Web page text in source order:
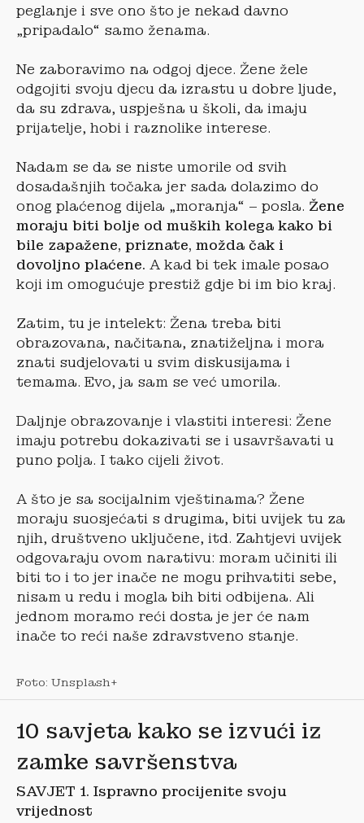
peglanje i sve ono što je nekad davno
„pripadalo“ samo ženama.
Ne zaboravimo na odgoj djece. Žene žele
odgojiti svoju djecu da izrastu u dobre ljude,
da su zdrava, uspješna u školi, da imaju
prijatelje, hobi i raznolike interese.
Nadam se da se niste umorile od svih
dosadašnjih točaka jer sada dolazimo do
onog plaćenog dijela „moranja“ – posla. Žene
moraju biti bolje od muških kolega kako bi
bile zapažene, priznate, možda čak i
dovoljno plaćene. A kad bi tek imale posao
koji im omogućuje prestiž gdje bi im bio kraj.
Zatim, tu je intelekt: Žena treba biti
obrazovana, načitana, znatiželjna i mora
znati sudjelovati u svim diskusijama i
temama. Evo, ja sam se već umorila.
Daljnje obrazovanje i vlastiti interesi: Žene
imaju potrebu dokazivati se i usavršavati u
puno polja. I tako cijeli život.
A što je sa socijalnim vještinama? Žene
moraju suosjećati s drugima, biti uvijek tu za
njih, društveno uključene, itd. Zahtjevi uvijek
odgovaraju ovom narativu: moram učiniti ili
biti to i to jer inače ne mogu prihvatiti sebe,
nisam u redu i mogla bih biti odbijena. Ali
jednom moramo reći dosta je jer će nam
inače to reći naše zdravstveno stanje.
Foto: Unsplash+
10 savjeta kako se izvući iz
zamke savršenstva
SAVJET 1. Ispravno procijenite svoju
vrijednost